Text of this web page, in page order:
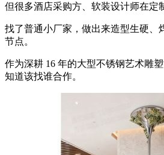
但很多酒店采购方、软装设计师在定
找了普通小厂家，做出来造型生硬、
节点。
作为深耕 16 年的大型不锈钢艺术雕
知道该找谁合作。